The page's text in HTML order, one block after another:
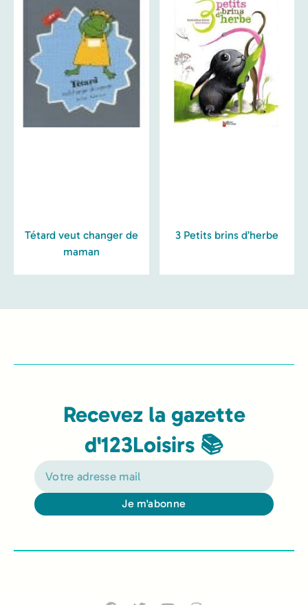
Tétard veut changer de
maman
3 Petits brins d’herbe
Recevez la gazette
d'123Loisirs 📚
Je m'abonne